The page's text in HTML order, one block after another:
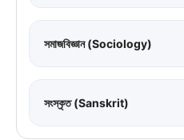
সমাজবিজ্ঞান (Sociology)
সংস্কৃত (Sanskrit)